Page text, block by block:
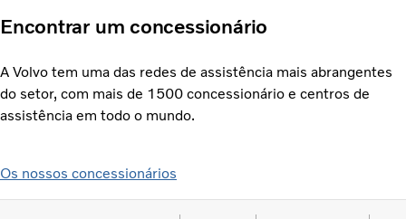
Encontrar um concessionário
A Volvo tem uma das redes de assistência mais abrangentes
do setor, com mais de 1500 concessionário e centros de
assistência em todo o mundo.
Os nossos concessionários